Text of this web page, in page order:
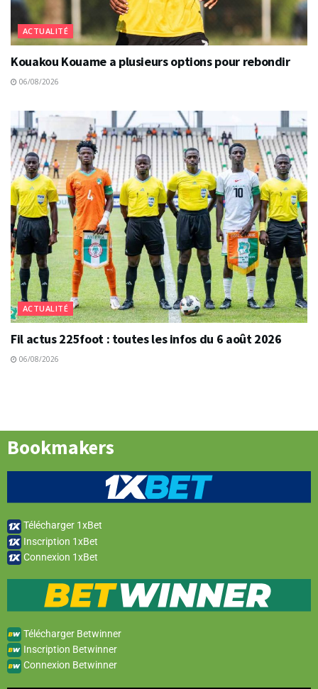
ACTUALITÉ
Kouakou Kouame a plusieurs options pour rebondir
06/08/2026
ACTUALITÉ
Fil actus 225foot : toutes les infos du 6 août 2026
06/08/2026
Bookmakers
Télécharger 1xBet
Inscription 1xBet
Connexion 1xBet
Télécharger Betwinner
Inscription Betwinner
Connexion Betwinner